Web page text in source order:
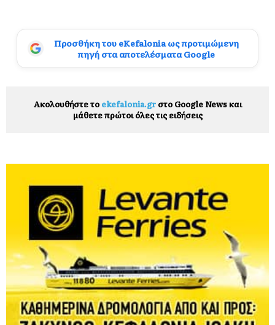
Προσθήκη του eKefalonia ως προτιμώμενη
πηγή στα αποτελέσματα Google
Ακολουθήστε το ekefalonia.grστο Google News και
μάθετε πρώτοι όλες τις ειδήσεις